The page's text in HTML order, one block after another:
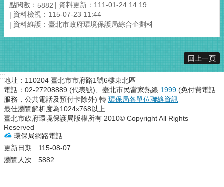
點閱數： 5882
資料更新：111-01-24 14:19
資料檢視：115-07-23 11:44
資料維護：臺北市政府環境保護局綜合企劃科
回上一頁
:::地址：110204 臺北市市府路1號6樓東北區
電話：02-27208889 (代表號)、臺北市民當家熱線 1999 (免付費電話
服務，公共電話及預付卡除外) 轉 環保局各單位聯絡資訊
最佳瀏覽解析度為1024x768以上
臺北市政府環境保護局版權所有 2010© Copyright All Rights
Reserved
環保局網路電話
更新日期
115-08-07
瀏覽人次
5882